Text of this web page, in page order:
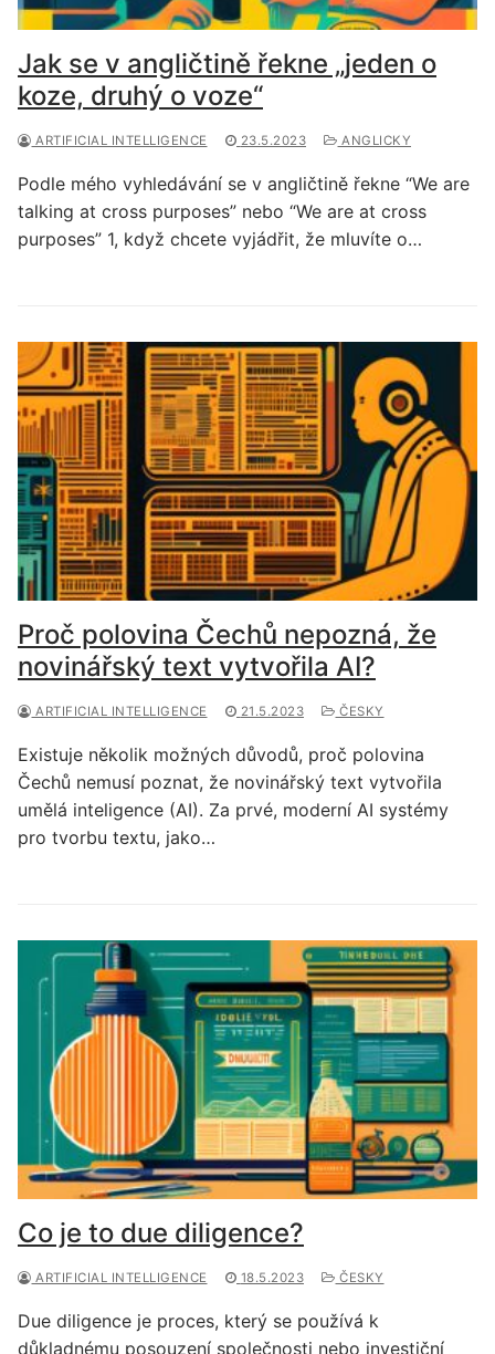
Jak se v angličtině řekne „jeden o
koze, druhý o voze“
ARTIFICIAL INTELLIGENCE 23.5.2023 ANGLICKY
Podle mého vyhledávání se v angličtině řekne “We are
talking at cross purposes” nebo “We are at cross
purposes” 1, když chcete vyjádřit, že mluvíte o…
Proč polovina Čechů nepozná, že
novinářský text vytvořila AI?
ARTIFICIAL INTELLIGENCE 21.5.2023 ČESKY
Existuje několik možných důvodů, proč polovina
Čechů nemusí poznat, že novinářský text vytvořila
umělá inteligence (AI). Za prvé, moderní AI systémy
pro tvorbu textu, jako…
Co je to due diligence?
ARTIFICIAL INTELLIGENCE 18.5.2023 ČESKY
Due diligence je proces, který se používá k
důkladnému posouzení společnosti nebo investiční